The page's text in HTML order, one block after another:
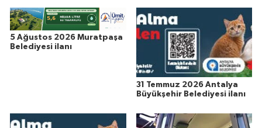
5 Ağustos 2026 Muratpaşa
Belediyesi ilanı
31 Temmuz 2026 Antalya
Büyükşehir Belediyesi ilanı